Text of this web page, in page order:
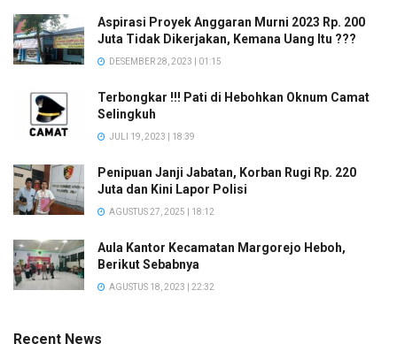
Aspirasi Proyek Anggaran Murni 2023 Rp. 200
Juta Tidak Dikerjakan, Kemana Uang Itu ???
DESEMBER 28, 2023 | 01:15
Terbongkar !!! Pati di Hebohkan Oknum Camat
Selingkuh
JULI 19, 2023 | 18:39
Penipuan Janji Jabatan, Korban Rugi Rp. 220
Juta dan Kini Lapor Polisi
AGUSTUS 27, 2025 | 18:12
Aula Kantor Kecamatan Margorejo Heboh,
Berikut Sebabnya
AGUSTUS 18, 2023 | 22:32
Recent News